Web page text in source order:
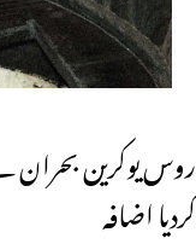
روس یوکرین بحران
کردیا اضافہ